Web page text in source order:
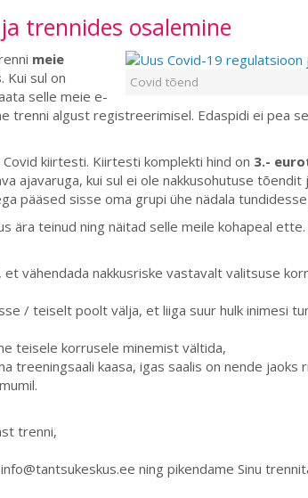
trennides osalemine
Covid tõend
meie
. Kui sul on
selle meie e-
trenni algust registreerimisel. Edaspidi ei pea
kiirtesti. Kiirtesti komplekti hind on 3.-
ajavaruga, kui sul ei ole nakkusohutuse
pääsed sisse oma grupi ühe nädala
ära teinud ning näitad selle meile kohapeal
vähendada nakkusriske vastavalt valitsuse
/ teiselt poolt välja, et liiga suur hulk inimesi
teisele korrusele minemist vältida,
treeningsaali kaasa, igas saalis on nende jaoks
trenni,
ning pikendame Sinu